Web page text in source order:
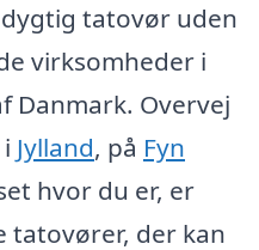
tatovør uden
virksomheder i
Danmark. Overvej
Jylland, på Fyn
hvor du er, er
tatovører, der kan